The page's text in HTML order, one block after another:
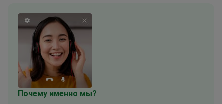
Почему именно мы?